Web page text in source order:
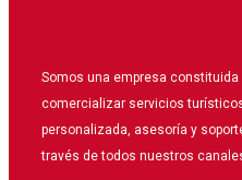
Somos una empresa constituida
comercializar servicios
personalizada, asesoría y
través de todos nuestros